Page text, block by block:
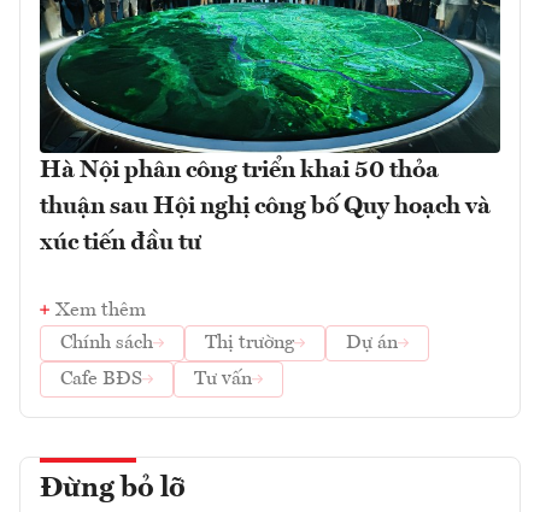
Hà Nội phân công triển khai 50 thỏa
thuận sau Hội nghị công bố Quy hoạch và
xúc tiến đầu tư
Xem thêm
Chính sách
Thị trường
Dự án
Cafe BĐS
Tư vấn
Đừng bỏ lỡ